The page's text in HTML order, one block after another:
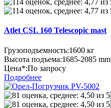
Atlet CSL 160 Telescopic mast
Грузоподъемность:1600 кг
Высота подъема:1685-2085 mm
Цена*:По запросу
Подробнее